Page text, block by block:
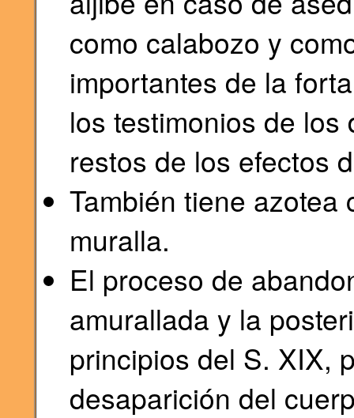
como calabozo y
importantes de la
los testimonios de
restos de los efectos
También tiene
muralla.
El proceso de
amurallada y la
principios del S. XIX,
desaparición del